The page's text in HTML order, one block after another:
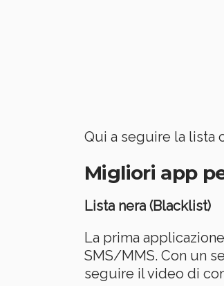
Qui a seguire la lista
Migliori app
Lista nera (Blacklist)
La prima
SMS/MMS. Con un
seguire il video di